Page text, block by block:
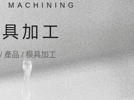
MACHINING
加工
/ 產品 / 模具加工